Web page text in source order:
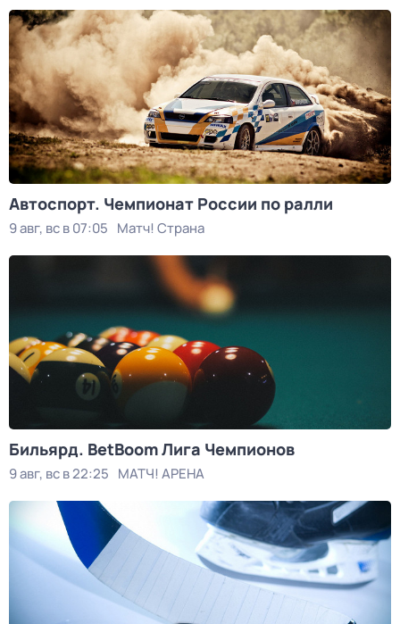
Автоспорт. Чемпионат России по ралли
9 авг, вс в 07:05 Матч! Страна
Бильярд. BetBoom Лига Чемпионов
9 авг, вс в 22:25 МАТЧ! АРЕНА